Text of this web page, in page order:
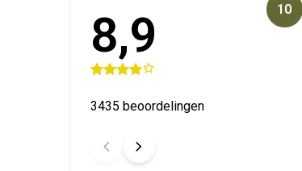
8,9
3435 beoordelingen
10